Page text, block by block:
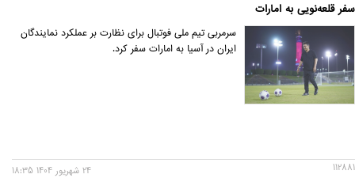
سفر قلعه‌نویی به امارات
سرمربی تیم ملی فوتبال برای نظارت بر عملکرد نمایندگان
ایران در آسیا به امارات سفر کرد.
112881 24 شهريور 1404 18:35